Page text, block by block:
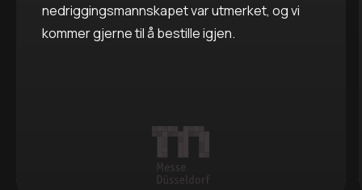
nedriggingsmannskapet var utmerket, og vi
kommer gjerne til å bestille igjen.